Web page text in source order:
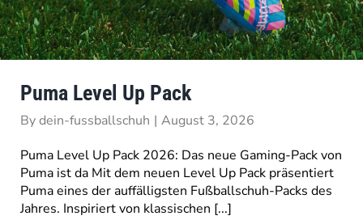
Puma Level Up Pack
Bydein-fussballschuh | August 3, 2026
Puma Level Up Pack 2026: Das neue Gaming-Pack von
Puma ist da Mit dem neuen Level Up Pack präsentiert
Puma eines der auffälligsten Fußballschuh-Packs des
Jahres. Inspiriert von klassischen [...]